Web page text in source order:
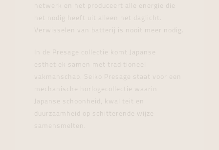
netwerk en het produceert alle energie die
het nodig heeft uit alleen het daglicht.
Verwisselen van batterij is nooit meer nodig.
In de Presage collectie komt Japanse
esthetiek samen met traditioneel
vakmanschap. Seiko Presage staat voor een
mechanische horlogecollectie waarin
Japanse schoonheid, kwaliteit en
duurzaamheid op schitterende wijze
samensmelten.